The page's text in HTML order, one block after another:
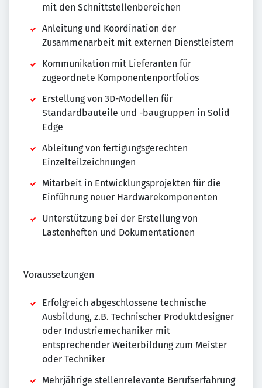
mit den Schnittstellenbereichen
Anleitung und Koordination der
Zusammenarbeit mit externen Dienstleistern
Kommunikation mit Lieferanten für
zugeordnete Komponentenportfolios
Erstellung von 3D-Modellen für
Standardbauteile und -baugruppen in Solid
Edge
Ableitung von fertigungsgerechten
Einzelteilzeichnungen
Mitarbeit in Entwicklungsprojekten für die
Einführung neuer Hardwarekomponenten
Unterstützung bei der Erstellung von
Lastenheften und Dokumentationen
Voraussetzungen
Erfolgreich abgeschlossene technische
Ausbildung, z.B. Technischer Produktdesigner
oder Industriemechaniker mit
entsprechender Weiterbildung zum Meister
oder Techniker
Mehrjährige stellenrelevante Berufserfahrung